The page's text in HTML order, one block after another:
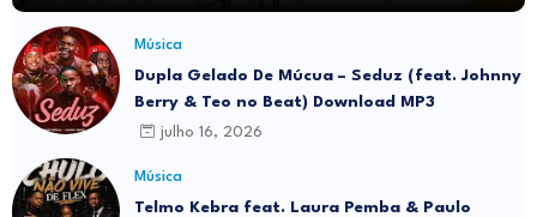
Música
Dupla Gelado De Múcua – Seduz (feat. Johnny
Berry & Teo no Beat) Download MP3
julho 16, 2026
Música
Telmo Kebra feat. Laura Pemba & Paulo